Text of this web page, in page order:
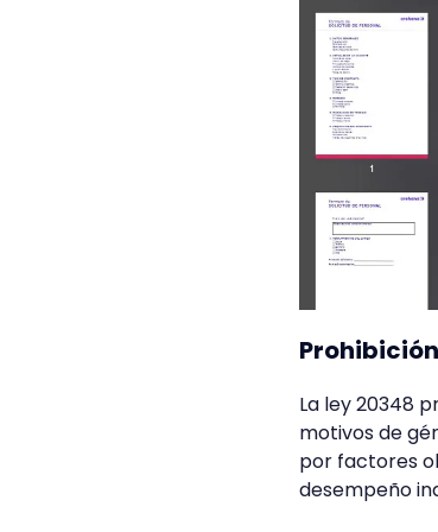
La ley 20348
motivos de
por factores
desempeño